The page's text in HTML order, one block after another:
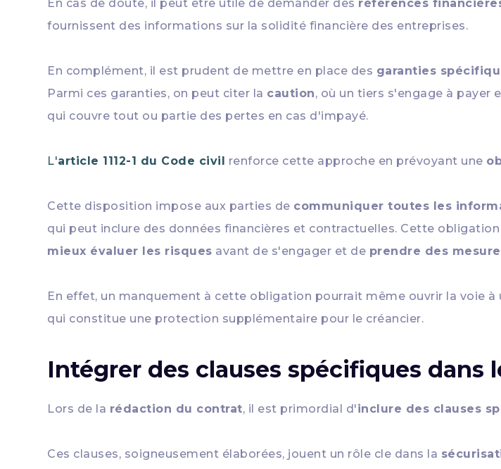
En cas de doute, il peut être utile de demander des références
fournissent des informations sur la solidité financière des entreprises.
En complément, il est prudent de mettre en place des garanties
Parmi ces garanties, on peut citer la caution, où un tiers s'engage à payer
qui couvre tout ou partie des pertes en cas d'impayé.
L'article 1112-1 du Code civil renforce cette approche en prévoyant une
Cette disposition impose aux parties de communiquer toutes les
qui peut inclure des données financières et contractuelles. Cette
mieux évaluer les risques avant de s'engager et de prendre des
En effet, un manquement à cette obligation pourrait même ouvrir la voie à
qui constitue une protection supplémentaire pour le créancier.
Intégrer des clauses spécifiques dans
Lors de la rédaction du contrat, il est primordial d'inclure des clauses
Ces clauses, soigneusement élaborées, jouent un rôle cle dans la